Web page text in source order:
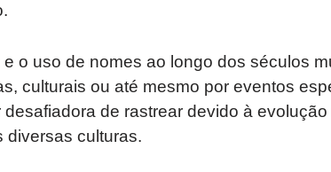
o uso de nomes ao longo dos séculos
culturais ou até mesmo por eventos
de rastrear devido à
diversas culturas.